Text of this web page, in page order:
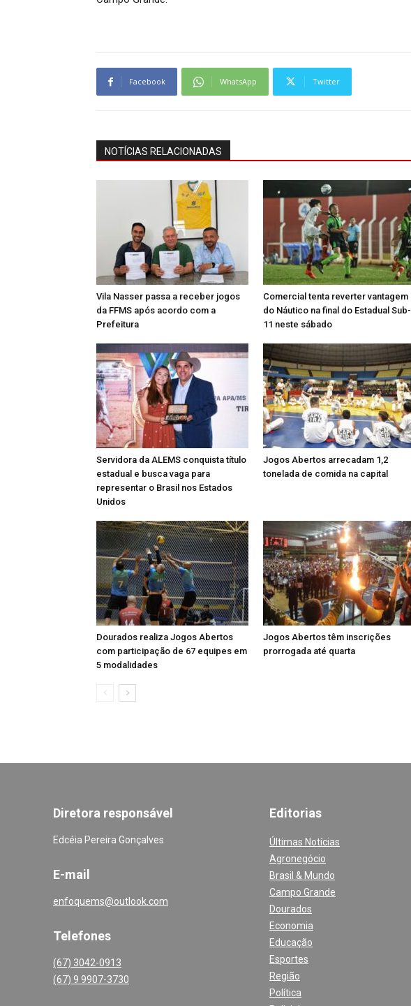
Facebook WhatsApp Twitter
NOTÍCIAS RELACIONADAS
Vila Nasser passa a receber jogos
da FFMS após acordo com a
Prefeitura
Comercial tenta reverter vantagem
do Náutico na final do Estadual Sub-
11 neste sábado
Servidora da ALEMS conquista título
estadual e busca vaga para
representar o Brasil nos Estados
Unidos
Jogos Abertos arrecadam 1,2
tonelada de comida na capital
Dourados realiza Jogos Abertos
com participação de 67 equipes em
5 modalidades
Jogos Abertos têm inscrições
prorrogada até quarta
Diretora responsável
Edcéia Pereira Gonçalves
E-mail
enfoquems@outlook.com
Telefones
(67) 3042-0913
(67) 9 9907-3730
Editorias
Últimas Notícias
Agronegócio
Brasil & Mundo
Campo Grande
Dourados
Economia
Educação
Esportes
Região
Política